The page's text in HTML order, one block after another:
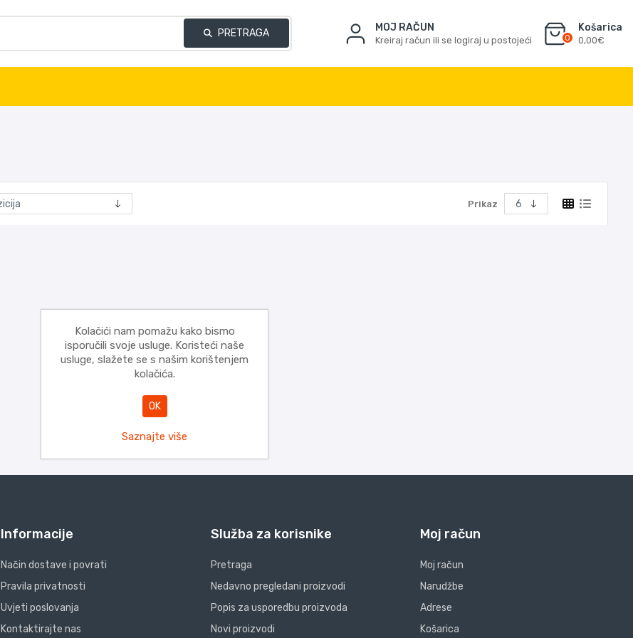
MOJ RAČUN
Kreiraj račun ili se logiraj u postojeći 0
Košarica
0,00€
PRETRAGA
Prikaz
Informacije
Način dostave i povrati
Pravila privatnosti
Uvjeti poslovanja
Kontaktirajte nas
Služba za korisnike
Pretraga
Nedavno pregledani proizvodi
Popis za usporedbu proizvoda
Novi proizvodi
Moj račun
Moj račun
Narudžbe
Adrese
Košarica
Kolačići nam pomažu kako bismo
isporučili svoje usluge. Koristeći naše
usluge, slažete se s našim korištenjem
kolačića.
OK
Saznajte više